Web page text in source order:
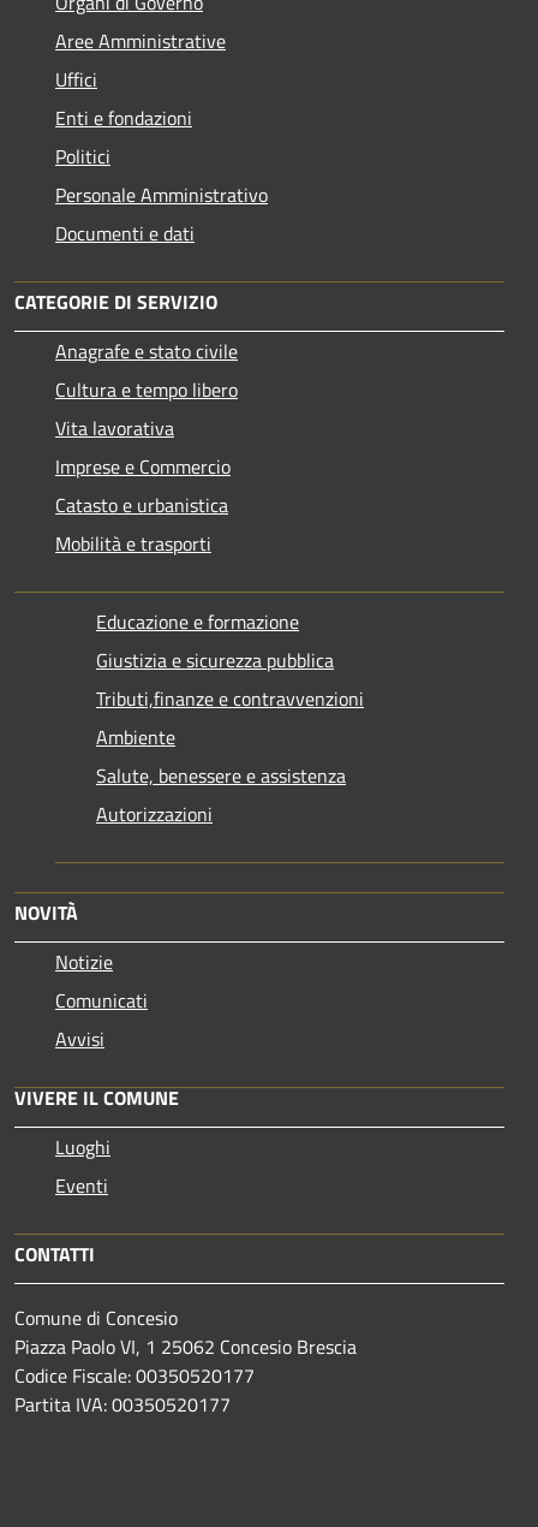
Aree Amministrative
Uffici
Enti e fondazioni
Politici
Personale Amministrativo
Documenti e dati
CATEGORIE DI SERVIZIO
Anagrafe e stato civile
Cultura e tempo libero
Vita lavorativa
Imprese e Commercio
Catasto e urbanistica
Mobilità e trasporti
Educazione e formazione
Giustizia e sicurezza pubblica
Tributi,finanze e contravvenzioni
Ambiente
Salute, benessere e assistenza
Autorizzazioni
NOVITÀ
Notizie
Comunicati
Avvisi
VIVERE IL COMUNE
Luoghi
Eventi
CONTATTI
Comune di Concesio
Piazza Paolo VI, 1 25062 Concesio Brescia
Codice Fiscale: 00350520177
Partita IVA: 00350520177